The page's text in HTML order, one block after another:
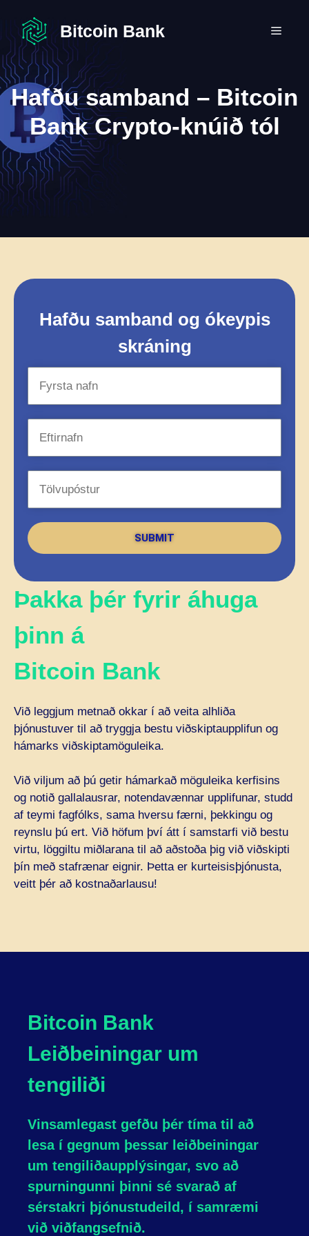
content
Bitcoin Bank
Hafðu samband – Bitcoin
Bank Crypto-knúið tól
Þakka þér fyrir áhuga
þinn á
Bitcoin Bank
Við leggjum metnað okkar í að veita alhliða
þjónustuver til að tryggja bestu viðskiptaupplifun og
hámarks viðskiptamöguleika.
Við viljum að þú getir hámarkað möguleika kerfisins
og notið gallalausrar, notendavænnar upplifunar, studd
af teymi fagfólks, sama hversu færni, þekkingu og
reynslu þú ert. Við höfum því átt í samstarfi við bestu
virtu, löggiltu miðlarana til að aðstoða þig við viðskipti
þín með stafrænar eignir. Þetta er kurteisisþjónusta,
veitt þér að kostnaðarlausu!
Hafðu samband og ókeypis
skráning
SUBMIT
Bitcoin Bank
Leiðbeiningar um
tengiliði
Vinsamlegast gefðu þér tíma til að
lesa í gegnum þessar leiðbeiningar
um tengiliðaupplýsingar, svo að
spurningunni þinni sé svarað af
sérstakri þjónustudeild, í samræmi
við viðfangsefnið.